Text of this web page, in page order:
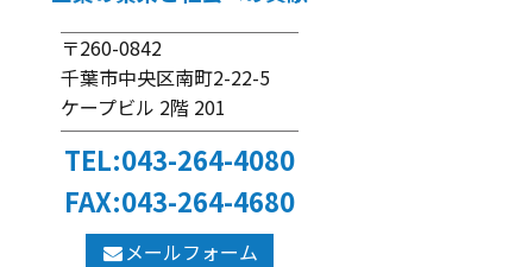
〒260-0842
千葉市中央区南町2-22-5
ケープビル 2階 201
TEL:043-264-4080
FAX:043-264-4680
メールフォーム